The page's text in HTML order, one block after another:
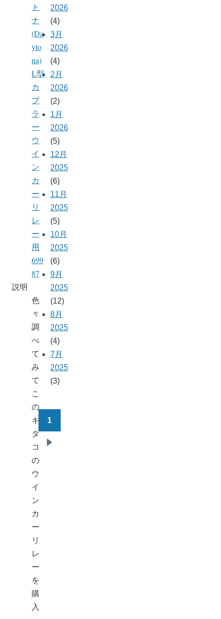
ト
ナ
(Da
yto
na)
L型
カ
プ
ラ
ー
ウ
イ
ン
カ
ー
リ
レ
ー
用
699
87
説明
色
々
調
べ
て
み
て
こ
の
キ
タ
コ
の
ウ
イ
ン
カ
ー
リ
レ
ー
を
購
入
2026
(4)
3月
2026
(4)
2月
2026
(2)
1月
2026
(5)
12月
2025
(6)
11月
2025
(5)
10月
2025
(6)
9月
2025
(12)
8月
2025
(4)
7月
2025
(3)
ー
送
1